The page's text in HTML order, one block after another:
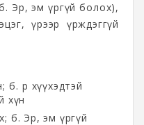
Эр, эм үргүй болох),
үрээр үрждэггүй
б. Үр хүүхэдтэй
хүн
б. Эр, эм үргүй